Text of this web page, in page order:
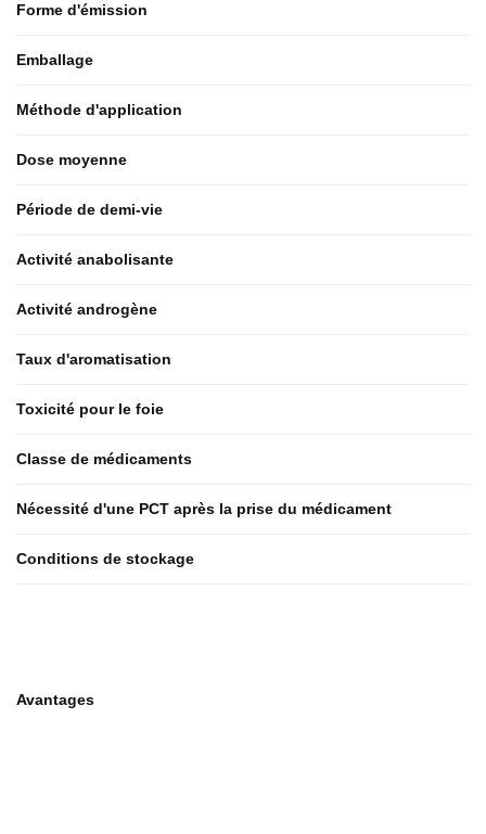
Forme d'émission
Emballage
Méthode d'application
Dose moyenne
Période de demi-vie
Activité anabolisante
Activité androgène
Taux d'aromatisation
Toxicité pour le foie
Classe de médicaments
Nécessité d'une PCT après la prise du médicament
Conditions de stockage
Avantages